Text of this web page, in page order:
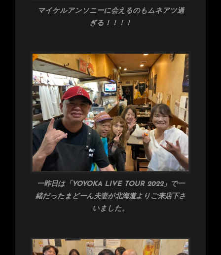
マイケルアンソニーに会えるのもムネアツ過
ぎる！！！！
一昨日は「YOYOKA LIVE TOUR 2022」で一
緒だったまどーん夫妻が北海道よりご来店下さ
いました。